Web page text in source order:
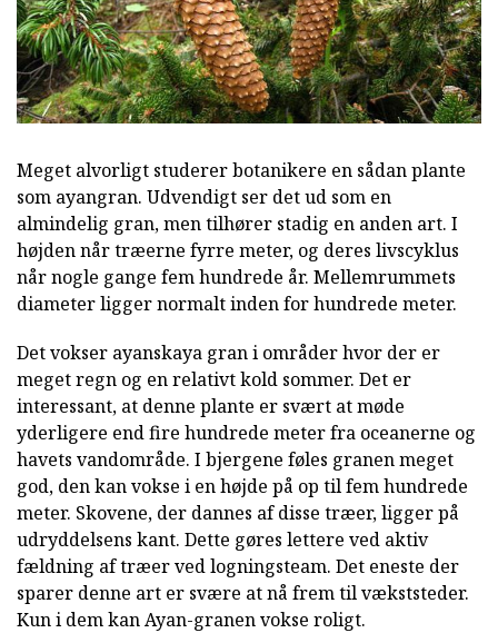
Meget alvorligt studerer botanikere en sådan plante
som ayangran. Udvendigt ser det ud som en
almindelig gran, men tilhører stadig en anden art. I
højden når træerne fyrre meter, og deres livscyklus
når nogle gange fem hundrede år. Mellemrummets
diameter ligger normalt inden for hundrede meter.
Det vokser ayanskaya gran i områder hvor der er
meget regn og en relativt kold sommer. Det er
interessant, at denne plante er svært at møde
yderligere end fire hundrede meter fra oceanerne og
havets vandområde. I bjergene føles granen meget
god, den kan vokse i en højde på op til fem hundrede
meter. Skovene, der dannes af disse træer, ligger på
udryddelsens kant. Dette gøres lettere ved aktiv
fældning af træer ved logningsteam. Det eneste der
sparer denne art er svære at nå frem til vækststeder.
Kun i dem kan Ayan-granen vokse roligt.